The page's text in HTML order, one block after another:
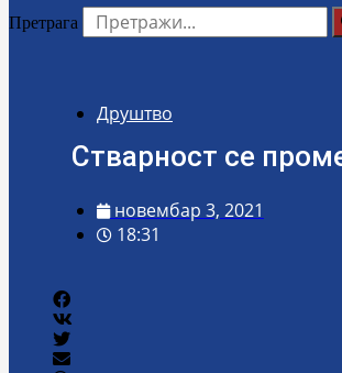
Претрага
Друштво
Стварност се
новембар 3, 2021
18:31